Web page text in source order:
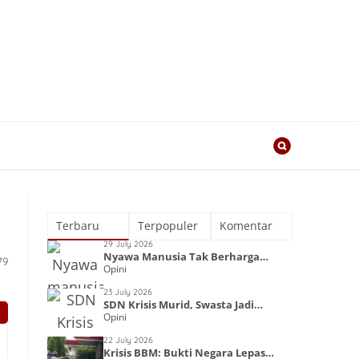
Terbaru Terpopuler Komentar
29 July 2026
Nyawa Manusia Tak Berharga
dalam Kapitalisme
Opini
23 July 2026
SDN Krisis Murid, Swasta Jadi
Primadona
Opini
22 July 2026
Krisis BBM: Bukti Negara Lepas